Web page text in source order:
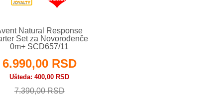
Natural Response
Set za Novorođenče
0m+ SCD657/11
6.990,00 RSD
Ušteda 400,00 RSD
7.390,00 RSD